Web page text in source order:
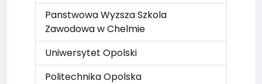
Panstwowa Wyzsza Szkola
Zawodowa w Chelmie
Uniwersytet Opolski
Politechnika Opolska